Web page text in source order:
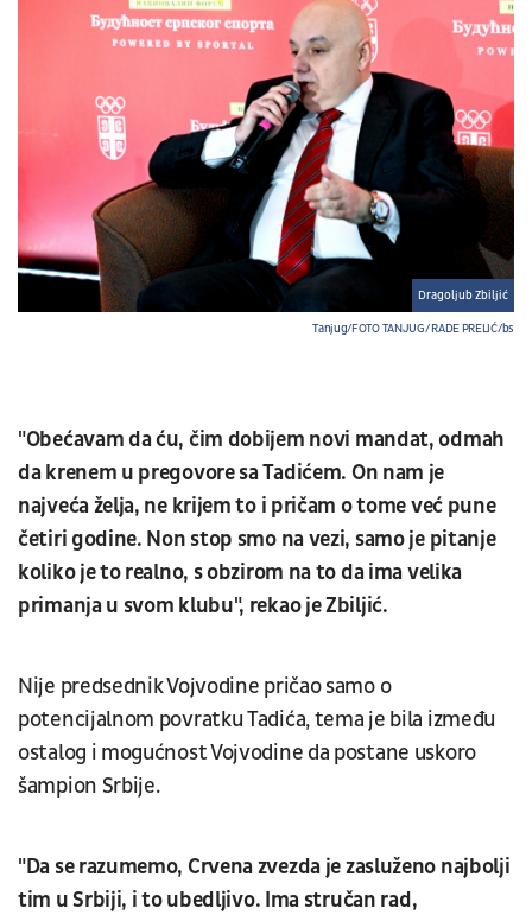
Tanjug/FOTO TANJUG/ RADE PRELIĆ/bs
Dragoljub Zbiljić
"Obećavam da ću, čim dobijem novi mandat, odmah
da krenem u pregovore sa Tadićem. On nam je
najveća želja, ne krijem to i pričam o tome već pune
četiri godine. Non stop smo na vezi, samo je pitanje
koliko je to realno, s obzirom na to da ima velika
primanja u svom klubu", rekao je Zbiljić.
Nije predsednik Vojvodine pričao samo o
potencijalnom povratku Tadića, tema je bila između
ostalog i mogućnost Vojvodine da postane uskoro
šampion Srbije.
"Da se razumemo, Crvena zvezda je zasluženo najbolji
tim u Srbiji, i to ubedljivo. Ima stručan rad,